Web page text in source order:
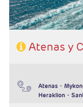
Atenas y
Atenas-
Heraklion-